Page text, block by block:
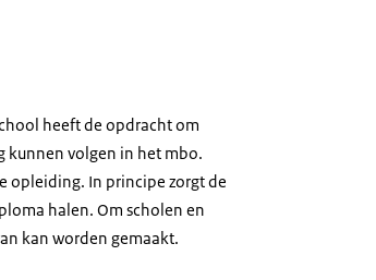
heeft de opdracht om
kunnen volgen in het mbo.
opleiding. In principe zorgt de
halen. Om scholen en
kan worden gemaakt.